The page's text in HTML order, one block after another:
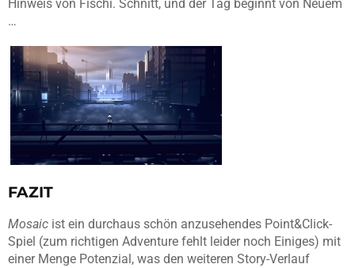
Hinweis von Fischi. Schnitt, und der Tag beginnt von Neuem
…
FAZIT
Mosaic ist ein durchaus schön anzusehendes Point&Click-
Spiel (zum richtigen Adventure fehlt leider noch Einiges) mit
einer Menge Potenzial, was den weiteren Story-Verlauf